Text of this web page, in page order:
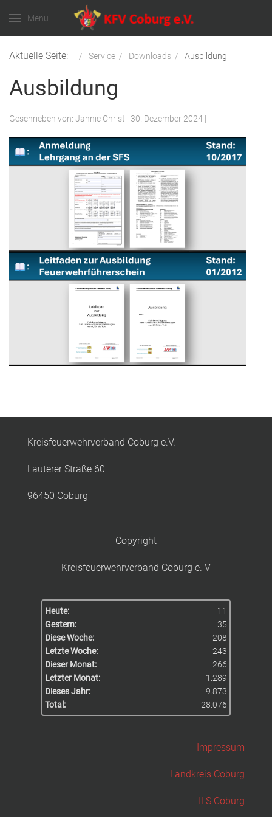
Menu
Aktuelle Seite: Service Downloads Ausbildung
Ausbildung
Geschrieben von: Jannic Christ | 30. Dezember 2024 |
Kreisfeuerwehrverband Coburg e.V.
Lauterer Straße 60
96450 Coburg
Copyright
Kreisfeuerwehrverband Coburg e. V
Heute:
11
Gestern:
35
Diese Woche:
208
Letzte Woche:
243
Dieser Monat:
266
Letzter Monat:
1.289
Dieses Jahr:
9.873
Total:
28.076
Impressum
Landkreis Coburg
ILS Coburg